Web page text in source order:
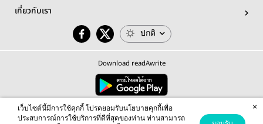
เกี่ยวกับเรา
ปกติ
Download readAwrite
© 2026 readAwrite.com by MEB Corporation Public Company Limited
This site is protected by reCAPTCHA and the Google Privacy Policy Terms of Serviceapply.
เว็บไซต์นี้มีการใช้คุกกี้ โปรดยอมรับนโยบายคุกกี้เพื่อ
ประสบการณ์การใช้บริการที่ดีที่สุดของท่าน ท่านสามารถ
×